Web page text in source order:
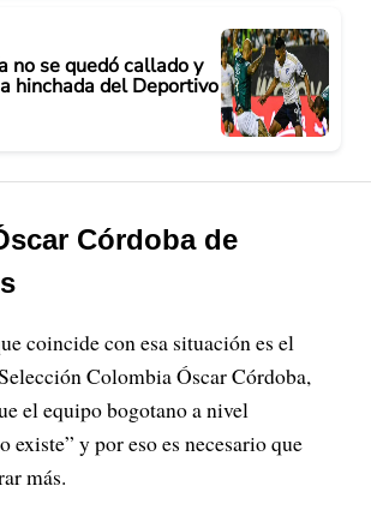
no se quedó callado y
hinchada del Deportivo
Córdoba de
coincide con esa situación es el
Colombia Óscar Córdoba,
el equipo bogotano a nivel
existe” y por eso es necesario que
más.